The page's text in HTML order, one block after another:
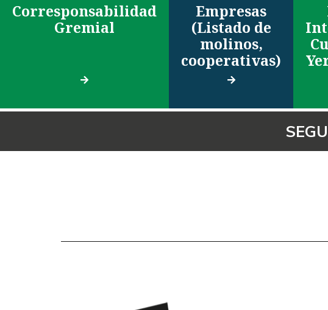
Corresponsabilidad
Gremial
Empresas
(Listado de
molinos,
cooperativas)